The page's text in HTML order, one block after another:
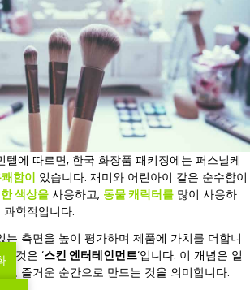
텔에 따르면, 한국 화장품 패키징에는 퍼스널케
함이 있습니다. 재미와 어린아이 같은 순수함이
색상을 사용하고, 동물 캐릭터를 많이 사용하
학적입니다.
는 측면을 높이 평가하며 제품에 가치를 더합니
것은 ‘스킨 엔터테인먼트‘입니다. 이 개념은 일
고 즐거운 순간으로 만드는 것을 의미합니다.